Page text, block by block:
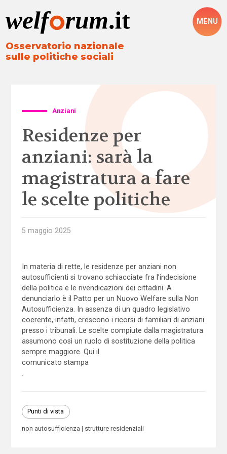
Osservatorio nazionale
sulle politiche sociali
MENU
Anziani
Residenze per
anziani: sarà la
magistratura a fare
le scelte politiche
5 maggio 2025
In materia di rette, le residenze per anziani non
autosufficienti si trovano schiacciate fra l’indecisione
della politica e le rivendicazioni dei cittadini. A
denunciarlo è il Patto per un Nuovo Welfare sulla Non
Autosufficienza. In assenza di un quadro legislativo
coerente, infatti, crescono i ricorsi di familiari di anziani
presso i tribunali. Le scelte compiute dalla magistratura
assumono così un ruolo di sostituzione della politica
sempre maggiore. Qui il
comunicato stampa
Punti di vista
non autosufficienza strutture residenziali